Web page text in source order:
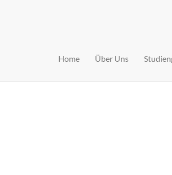
Home Über Uns